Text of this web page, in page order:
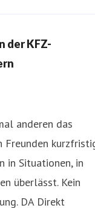
der KFZ-
anderen das
Freunden
in Situationen, in
überlässt. Kein
DA Direkt